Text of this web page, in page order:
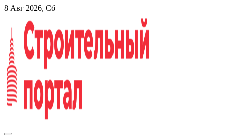
Перейти
содержанию
8 Авг 2026, Сб